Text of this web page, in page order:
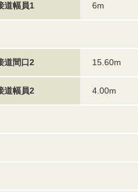
道幅員1 6m
道間口2 15.60m
道幅員2 4.00m